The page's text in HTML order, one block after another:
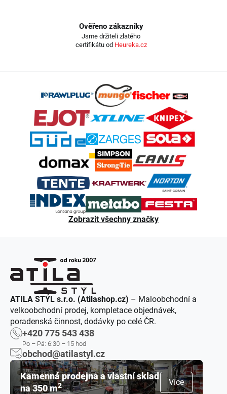
Ověřeno zákazníky
Jsme držiteli zlatého
certifikátu od Heureka.cz
Zobrazit všechny značky
ATILA STÝL s.r.o. (Atilashop.cz) – Maloobchodní a
velkoobchodní prodej, kompletace objednávek,
poradenská činnost, dodávky po celé ČR.
+420 775 543 438
Po – Pá: 6:30 – 15 hod
obchod@atilastyl.cz
Kamenná prodejna a vlastní sklad
na 350 m2 Více